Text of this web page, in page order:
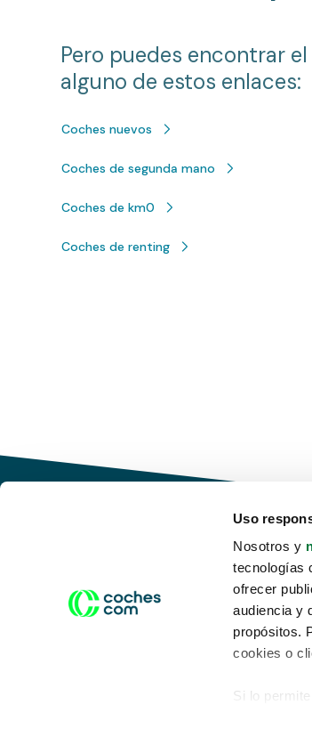
Uso
Nosotros y
tecnologías
ofrecer
audiencia y
propósitos.
cookies o
Si lo
Pero puedes encontrar
alguno de estos enlaces:
Coches nuevos
Coches de segunda mano
Coches de km0
Coches de renting
Conduce tu futuro,
desata tu movilidad